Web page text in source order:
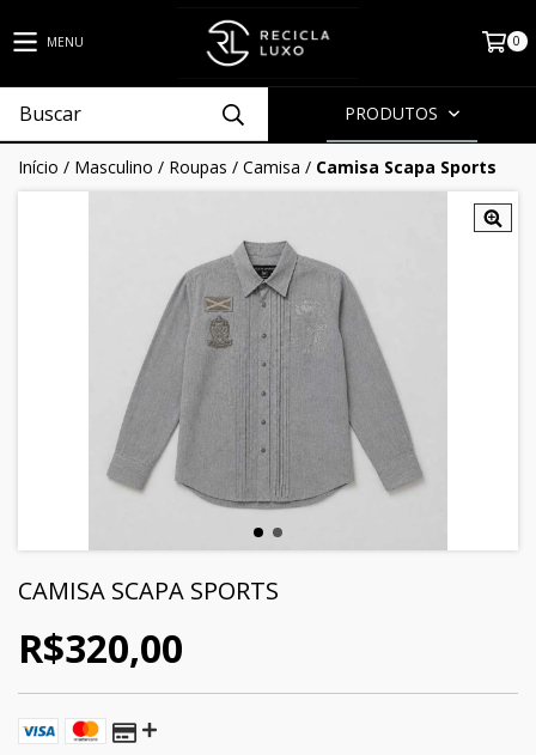
MENU 0
PRODUTOS
Início / Masculino / Roupas / Camisa / Camisa Scapa Sports
CAMISA SCAPA SPORTS
R$320,00